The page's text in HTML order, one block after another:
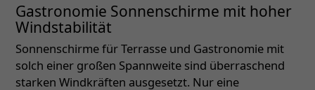
Gastronomie Sonnenschirme mit hoher
Windstabilität
Sonnenschirme für Terrasse und Gastronomie mit
solch einer großen Spannweite sind überraschend
starken Windkräften ausgesetzt. Nur eine